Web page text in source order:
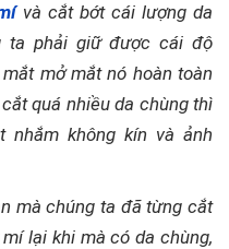
và cắt bớt cái lượng da
ta phải giữ được cái độ
mở mắt nó hoàn toàn
quá nhiều da chùng thì
không kín và ảnh
mà chúng ta đã từng cắt
lại khi mà có da chùng,